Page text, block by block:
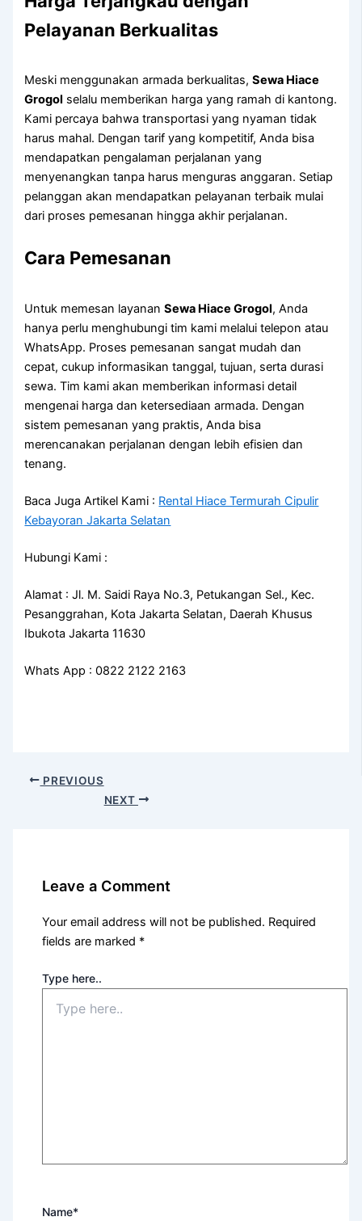
Pelayanan Berkualitas
Meski menggunakan armada berkualitas,Sewa Hiace
Grogol selalu memberikan harga yang ramah di kantong.
Kami percaya bahwa transportasi yang nyaman tidak
harus mahal. Dengan tarif yang kompetitif, Anda bisa
mendapatkan pengalaman perjalanan yang
menyenangkan tanpa harus menguras anggaran. Setiap
pelanggan akan mendapatkan pelayanan terbaik mulai
dari proses pemesanan hingga akhir perjalanan.
Cara Pemesanan
Untuk memesan layananSewa Hiace Grogol, Anda
hanya perlu menghubungi tim kami melalui telepon atau
WhatsApp. Proses pemesanan sangat mudah dan
cepat, cukup informasikan tanggal, tujuan, serta durasi
sewa. Tim kami akan memberikan informasi detail
mengenai harga dan ketersediaan armada. Dengan
sistem pemesanan yang praktis, Anda bisa
merencanakan perjalanan dengan lebih efisien dan
tenang.
Baca Juga Artikel Kami : Rental Hiace Termurah Cipulir
Kebayoran Jakarta Selatan
Hubungi Kami :
Alamat : Jl. M. Saidi Raya No.3, Petukangan Sel., Kec.
Pesanggrahan, Kota Jakarta Selatan, Daerah Khusus
Ibukota Jakarta 11630
Whats App : 0822 2122 2163
PREVIOUS
NEXT
Leave a Comment
Your email address will not be published. Required
fields are marked *
Type here..
Name*